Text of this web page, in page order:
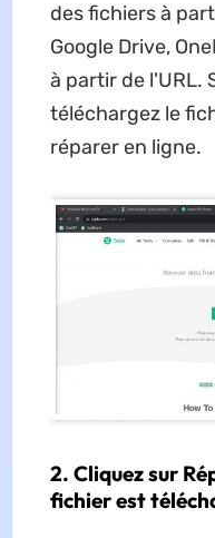
des fichiers à
Google Drive,
à partir de l'URL.
téléchargez le
réparer en ligne.
2. Cliquez sur
fichier est